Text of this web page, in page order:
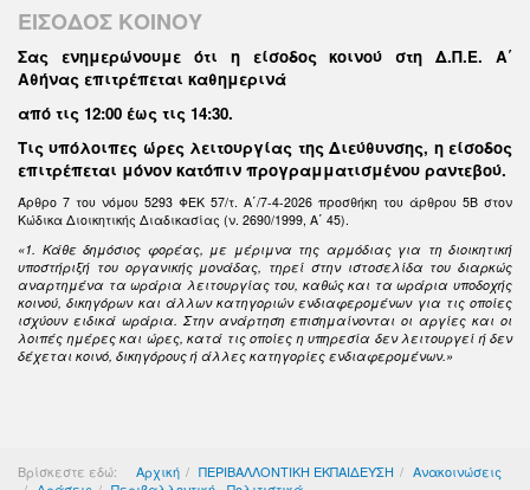
ΕΙΣΟΔΟΣ ΚΟΙΝΟΥ
Σας ενημερώνουμε ότι η είσοδος κοινού στη Δ.Π.Ε. Α΄
Αθήνας επιτρέπεται καθημερινά
από τις 12:00 έως τις 14:30.
Τις υπόλοιπες ώρες λειτουργίας της Διεύθυνσης, η είσοδος
επιτρέπεται μόνον κατόπιν προγραμματισμένου ραντεβού.
Άρθρο 7 του νόμου 5293 ΦΕΚ 57/τ. Α΄/7-4-2026 προσθήκη του άρθρου 5Β στον
Κώδικα Διοικητικής Διαδικασίας (ν. 2690/1999, Α΄ 45).
«1. Κάθε δημόσιος φορέας, με μέριμνα της αρμόδιας για τη διοικητική
υποστήριξή του οργανικής μονάδας, τηρεί στην ιστοσελίδα του διαρκώς
αναρτημένα τα ωράρια λειτουργίας του, καθώς και τα ωράρια υποδοχής
κοινού, δικηγόρων και άλλων κατηγοριών ενδιαφερομένων για τις οποίες
ισχύουν ειδικά ωράρια. Στην ανάρτηση επισημαίνονται οι αργίες και οι
λοιπές ημέρες και ώρες, κατά τις οποίες η υπηρεσία δεν λειτουργεί ή δεν
δέχεται κοινό, δικηγόρους ή άλλες κατηγορίες ενδιαφερομένων.»
Βρίσκεστε εδώ: Αρχική ΠΕΡΙΒΑΛΛΟΝΤΙΚΗ ΕΚΠΑΙΔΕΥΣΗ
Ανακοινώσεις